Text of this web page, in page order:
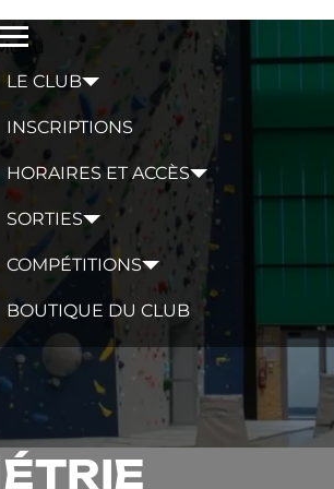
LE CLUB
INSCRIPTIONS
HORAIRES ET ACCÈS
SORTIES
COMPÉTITIONS
BOUTIQUE DU CLUB